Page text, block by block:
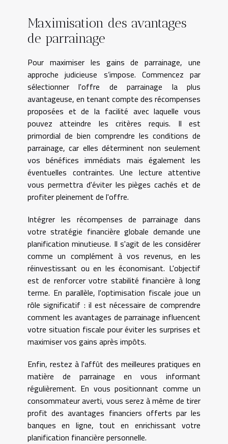
Maximisation des avantages
de parrainage
Pour maximiser les gains de parrainage, une
approche judicieuse s’impose. Commencez par
sélectionner l'offre de parrainage la plus
avantageuse, en tenant compte des récompenses
proposées et de la facilité avec laquelle vous
pouvez atteindre les critères requis. Il est
primordial de bien comprendre les conditions de
parrainage, car elles déterminent non seulement
vos bénéfices immédiats mais également les
éventuelles contraintes. Une lecture attentive
vous permettra d'éviter les pièges cachés et de
profiter pleinement de l'offre.
Intégrer les récompenses de parrainage dans
votre stratégie financière globale demande une
planification minutieuse. Il s'agit de les considérer
comme un complément à vos revenus, en les
réinvestissant ou en les économisant. L'objectif
est de renforcer votre stabilité financière à long
terme. En parallèle, l'optimisation fiscale joue un
rôle significatif : il est nécessaire de comprendre
comment les avantages de parrainage influencent
votre situation fiscale pour éviter les surprises et
maximiser vos gains après impôts.
Enfin, restez à l'affût des meilleures pratiques en
matière de parrainage en vous informant
régulièrement. En vous positionnant comme un
consommateur averti, vous serez à même de tirer
profit des avantages financiers offerts par les
banques en ligne, tout en enrichissant votre
planification financière personnelle.